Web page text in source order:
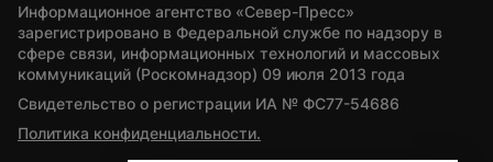
Информационное агентство «Север-Пресс»
зарегистрировано в Федеральной службе по надзору в
сфере связи, информационных технологий и массовых
коммуникаций (Роскомнадзор) 09 июля 2013 года
Свидетельство о регистрации ИА № ФС77-54686
Политика конфиденциальности.